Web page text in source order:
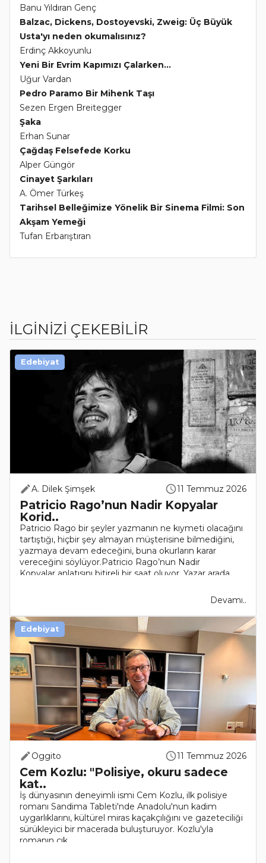
Banu Yıldıran Genç
Balzac, Dickens, Dostoyevski, Zweig: Üç Büyük
Usta'yı neden okumalısınız?
Erdinç Akkoyunlu
Yeni Bir Evrim Kapımızı Çalarken...
Uğur Vardan
Pedro Paramo Bir Mihenk Taşı
Sezen Ergen Breitegger
Şaka
Erhan Sunar
Çağdaş Felsefede Korku
Alper Güngör
Cinayet Şarkıları
A. Ömer Türkeş
Tarihsel Belleğimize Yönelik Bir Sinema Filmi: Son
Akşam Yemeği
Tufan Erbarıştıran
İLGİNİZİ ÇEKEBİLİR
A. Dilek Şimşek 11 Temmuz 2026
Patricio Rago’nun Nadir Kopyalar
Korid..
Patricio Rago bir şeyler yazmanın ne kıymeti olacağını
tartıştığı, hiçbir şey almayan müşterisine bilmediğini,
yazmaya devam edeceğini, buna okurların karar
vereceğini söylüyor.Patricio Rago’nun Nadir
Kopyalar anlatısını bitireli bir saat oluyor. Yazar arada ..
Devamı..
Edebiyat
Oggito 11 Temmuz 2026
Cem Kozlu: "Polisiye, okuru sadece
kat..
İş dünyasının deneyimli ismi Cem Kozlu, ilk polisiye
romanı Sandima Tableti'nde Anadolu'nun kadim
uygarlıklarını, kültürel miras kaçakçılığını ve gazeteciliği
sürükleyici bir macerada buluşturuyor. Kozlu'yla
romanın çık..
Edebiyat